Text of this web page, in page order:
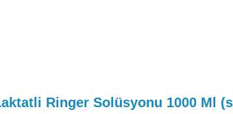
Ringer Solüsyonu 1000 Ml